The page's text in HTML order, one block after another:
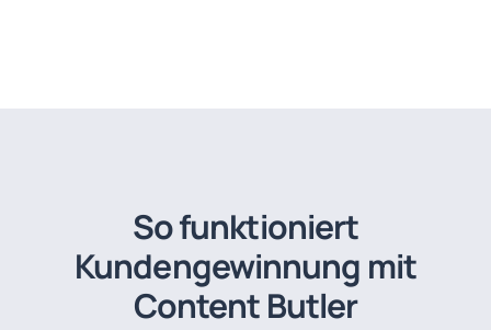
So funktioniert
Kundengewinnung mit
Content Butler